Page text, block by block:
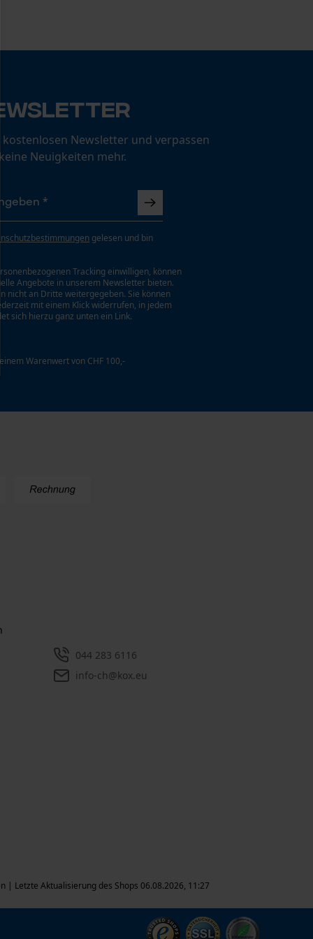
Newsletter und verpassen
keine Neuigkeiten mehr.
gelesen und bin
Tracking einwilligen, können
Angebote in unserem Newsletter bieten.
nicht an Dritte weitergegeben. Sie können
mit einem Klick widerrufen, in jedem
sich hierzu ganz unten ein Link.
Warenwert von CHF 100,-
044 283 6116
info-ch@kox.eu
| Letzte Aktualisierung des Shops 06.08.2026, 11:27